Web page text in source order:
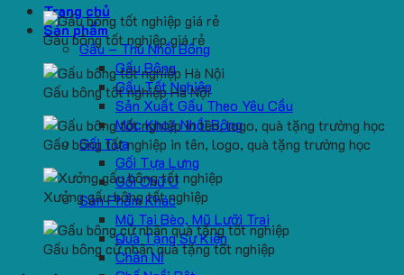
Trang chủ
Sản phẩm
Gấu – Thú Nhồi Bông
Gấu Bông
Gấu Tốt Nghiệp
Sản Xuất Gấu Theo Yêu Cầu
Móc Khoá Nhồi Bông
Gối Tựa
Gối Tựa Lưng
Gối Chữ U
Sản Phẩm Khác
Mũ Tai Bèo, Mũ Lưỡi Trai
Quà Tặng Sự Kiện
Chăn Nỉ
Gấu bông tốt nghiệp giá rẻ
Gấu bông tốt nghiệp Hà Nội
Gấu bông tốt nghiệp in tên, logo, quà tặng trường học
Xưởng gấu bông tốt nghiệp
Gấu bông cử nhân quà tặng tốt nghiệp